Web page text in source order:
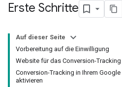
Erste Schritte
Auf dieser Seite
Vorbereitung auf die Einwilligung
Website für das Conversion-Tracking
Conversion-Tracking in Ihrem
aktivieren